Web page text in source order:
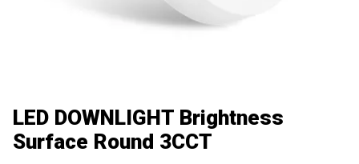
LED DOWNLIGHT Brightness
Surface Round 3CCT